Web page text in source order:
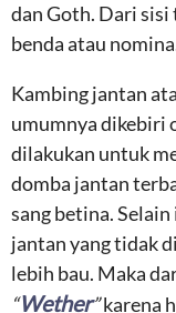
dan Goth. Dari sisi
benda atau
Kambing jantan
umumnya dikebiri
dilakukan untuk
domba jantan
sang betina.
jantan yang tidak
lebih bau. Maka
“Wether”karena